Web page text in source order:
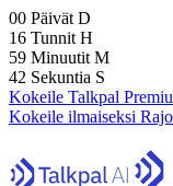
00 Päivät D
16 Tunnit H
59 Minuutit M
41 Sekuntia S
Kokeile Talkpal
Kokeile ilmaiseksi